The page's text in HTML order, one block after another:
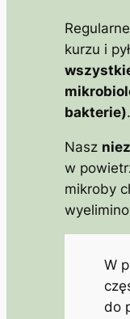
kurzu i
bakterie).
Nasz
w
mikroby
W
do